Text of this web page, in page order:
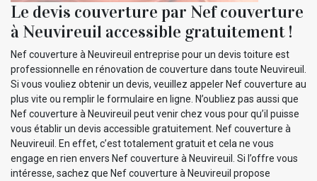
Le devis couverture par Nef couverture
à Neuvireuil accessible gratuitement !
Nef couverture à Neuvireuil entreprise pour un devis toiture est
professionnelle en rénovation de couverture dans toute Neuvireuil.
Si vous vouliez obtenir un devis, veuillez appeler Nef couverture au
plus vite ou remplir le formulaire en ligne. N’oubliez pas aussi que
Nef couverture à Neuvireuil peut venir chez vous pour qu’il puisse
vous établir un devis accessible gratuitement. Nef couverture à
Neuvireuil. En effet, c’est totalement gratuit et cela ne vous
engage en rien envers Nef couverture à Neuvireuil. Si l’offre vous
intéresse, sachez que Nef couverture à Neuvireuil propose